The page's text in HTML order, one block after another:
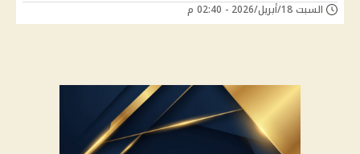
السبت 18/أبريل/2026 - 02:40 م